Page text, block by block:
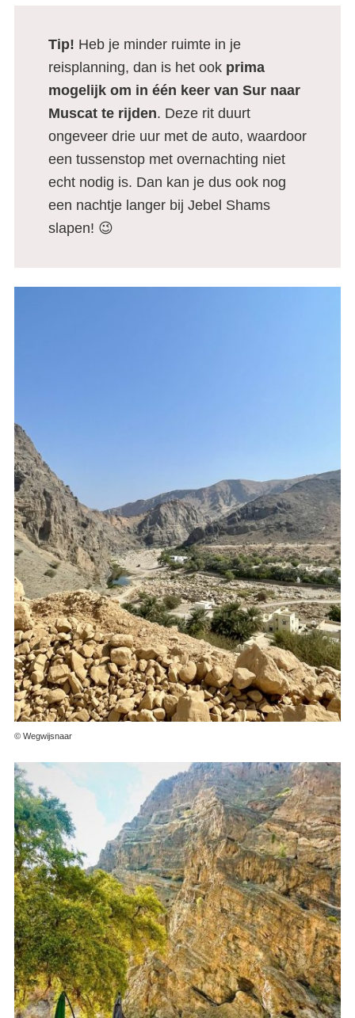
Tip! Heb je minder ruimte in je
reisplanning, dan is het ook prima
mogelijk om in één keer van Sur naar
Muscat te rijden. Deze rit duurt
ongeveer drie uur met de auto, waardoor
een tussenstop met overnachting niet
echt nodig is. Dan kan je dus ook nog
een nachtje langer bij Jebel Shams
slapen! 😉
© Wegwijsnaar